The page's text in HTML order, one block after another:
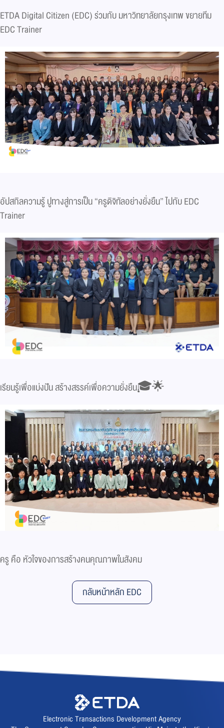
ETDA Digital Citizen (EDC) ร่วมกับ มหาวิทยาลัยกรุงเทพ ขยายทีม
EDC Trainer
อัปสกิลความรู้ ปูทางสู่การเป็น “ครูดิจิทัลอย่างยั่งยืน” ไปกับ EDC
Trainer
เรียนรู้เพื่อแบ่งปัน สร้างสรรค์เพื่อความยั่งยืน🎓🌟
ครู คือ หัวใจของการสร้างคนคุณภาพในสังคม
กลับหน้าหลัก EDC
Electronic Transactions Development Agency